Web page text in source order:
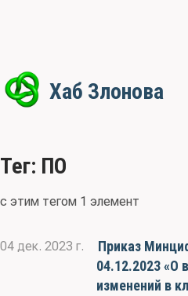
Хаб Злонова
Тег: ПО
с этим тегом 1 элемент
04 дек. 2023 г.
Приказ
04.12.2023 «О
изменений в